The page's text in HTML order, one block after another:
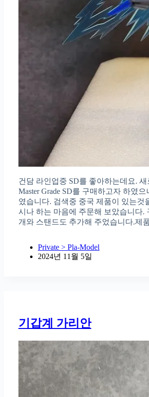
건담 라인업중 SD를 좋아하는데요. 새
Master Grade SD를 구매하고자 하였
였습니다. 검색중 중국 제품이 있는것
시나 하는 마음에 주문해 보았습니다.
개와 스탠드도 추가해 주었습니다.제
Private > Pla-Model
2024년 11월 5일
기갑계 가리안